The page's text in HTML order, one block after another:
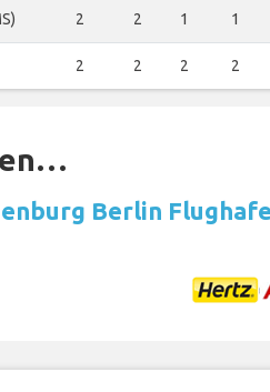
2 2 1 1
2 2 2 2
Berlin